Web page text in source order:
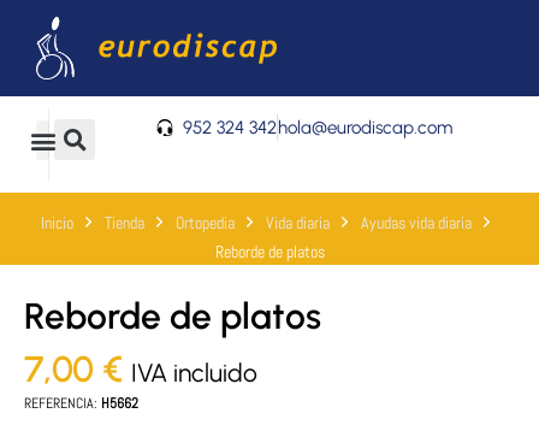
contenido
0
Carrito 952 324 342hola@eurodiscap.com
Inicio Tienda Ortopedia Vida diaria
Ayudas vida diaria
Reborde de platos
Reborde de platos
7,00 € IVA incluido
REFERENCIA: H5662